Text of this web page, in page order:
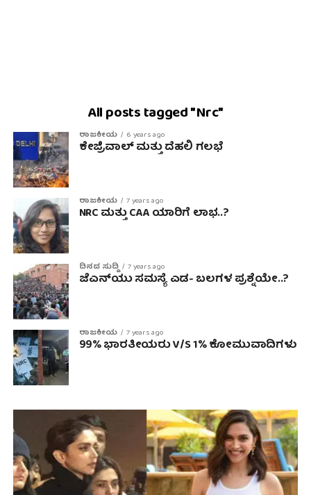
All posts tagged "Nrc"
ರಾಜಕೀಯ 6 years ago
ಕೇಜ್ರಿವಾಲ್ ಮತ್ತು ದೆಹಲಿ ಗಲಭೆ
ರಾಜಕೀಯ 7 years ago
NRC ಮತ್ತು CAA ಯಾರಿಗೆ ಲಾಭ‌..?
ದಿನದ ಸುದ್ದಿ 7 years ago
ಜೆಎನ್‌ಯು ಸಮಸ್ಯೆ ಎಡ- ಬಲಗಳ ಪ್ರಶ್ನೆಯೇ..?
ರಾಜಕೀಯ 7 years ago
99% ಭಾರತೀಯರು V/S 1% ಕೋಮುವಾದಿಗಳು